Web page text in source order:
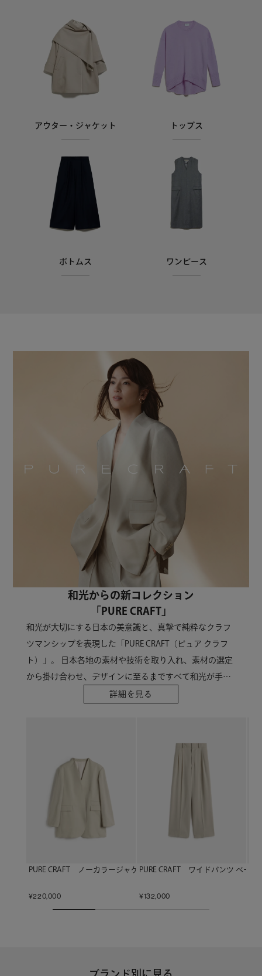
アウター・ジャケット トップス
ボトムス ワンピース
和光からの新コレクション
「PURE CRAFT」
和光が大切にする日本の美意識と、真摯で純粋なクラフ
ツマンシップを表現した「PURE CRAFT（ピュア クラフ
ト）」。 日本各地の素材や技術を取り入れ、素材の選定
から掛け合わせ、デザインに至るまですべて和光が手掛
けるオリジナルコレクションです。 Boundless
に込め、日本ならではのエレガンスを体現しています。
詳細を見る
PURE CRAFT ノーカラージャケット ベージュ
¥220,000
PURE CRAFT ワイドパンツ ベージ
¥132,000
ブランド別に見る